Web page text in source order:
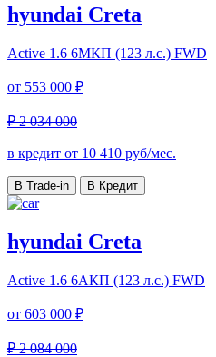
hyundai Creta
Active 1.6 6МКП (123 л.с.) FWD
от 553 000 ₽
₽ 2 034 000
в кредит от 10 410 руб/мес.
В Trade-in В Кредит
hyundai Creta
Active 1.6 6AКП (123 л.с.) FWD
от 603 000 ₽
₽ 2 084 000